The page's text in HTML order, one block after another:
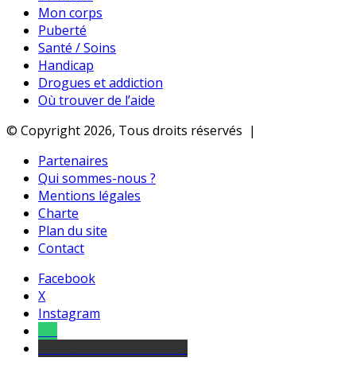
Mon corps
Puberté
Santé / Soins
Handicap
Drogues et addiction
Où trouver de l’aide
© Copyright 2026, Tous droits réservés |
Partenaires
Qui sommes-nous ?
Mentions légales
Charte
Plan du site
Contact
Facebook
X
Instagram